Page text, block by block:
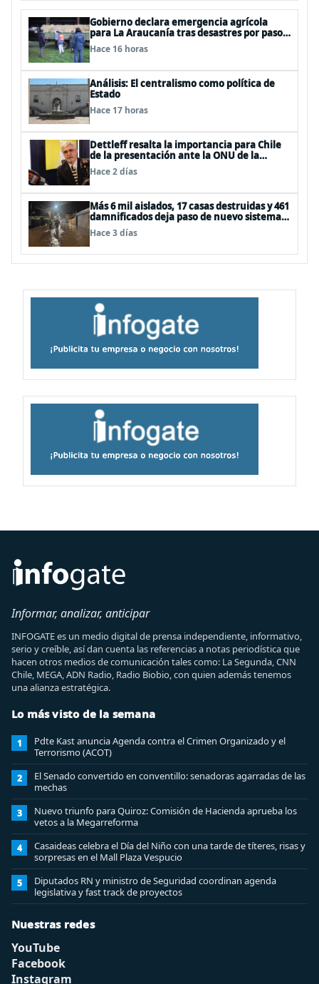
Gobierno declara emergencia agrícola
para La Araucanía tras desastres por pasos
de sistemas frontales
Hace 16 horas
Análisis: El centralismo como política de
Estado
Hace 17 horas
Dettleff resalta la importancia para Chile
de la presentación ante la ONU de la
Plataforma Continental Extendida del
Archipiélago Juan Fernández
Hace 2 días
Más 6 mil aislados, 17 casas destruidas y 461
damnificados deja paso de nuevo sistema
frontal
Hace 3 días
Informar, analizar, anticipar
INFOGATE es un medio digital de prensa independiente, informativo,
serio y creíble, así dan cuenta las referencias a notas periodística que
hacen otros medios de comunicación tales como: La Segunda, CNN
Chile, MEGA, ADN Radio, Radio Biobio, con quien además tenemos
una alianza estratégica.
Lo más visto de la semana
1
Pdte Kast anuncia Agenda contra el Crimen Organizado y el
Terrorismo (ACOT)
2
El Senado convertido en conventillo: senadoras agarradas de las
mechas
3
Nuevo triunfo para Quiroz: Comisión de Hacienda aprueba los
vetos a la Megarreforma
4
Casaideas celebra el Día del Niño con una tarde de títeres, risas y
sorpresas en el Mall Plaza Vespucio
5
Diputados RN y ministro de Seguridad coordinan agenda
legislativa y fast track de proyectos
Nuestras redes
YouTube
Facebook
Instagram